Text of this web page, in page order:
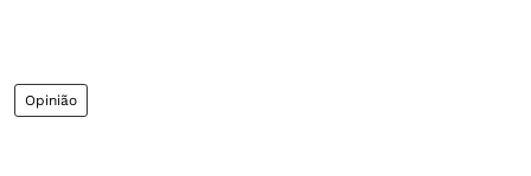
Opinião